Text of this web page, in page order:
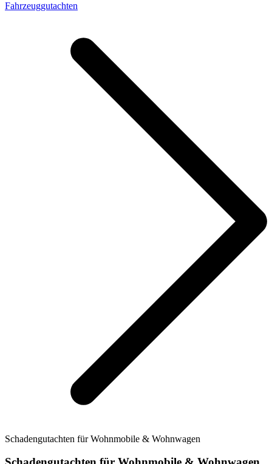
Fahrzeuggutachten
Schadengutachten für Wohnmobile & Wohnwagen